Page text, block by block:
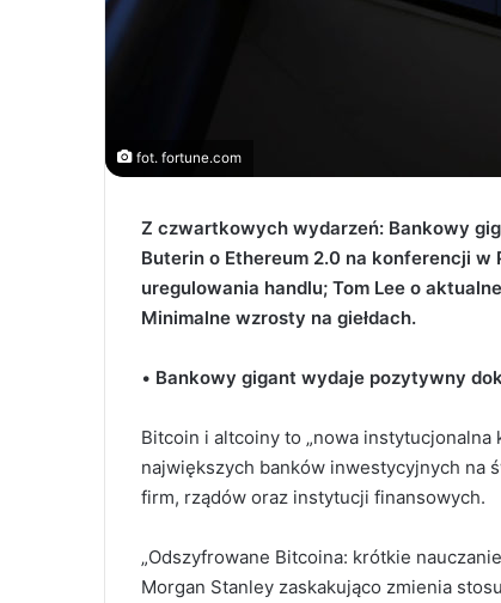
fot. fortune.com
Z czwartkowych wydarzeń: Bankowy
Buterin o Ethereum 2.0 na konferencji
uregulowania handlu; Tom Lee o
Minimalne wzrosty na giełdach.
• Bankowy gigant wydaje pozytywny
Bitcoin i altcoiny to „nowa
największych banków inwestycyjnych na
firm, rządów oraz instytucji finansowych.
„Odszyfrowane Bitcoina: krótkie
Morgan Stanley zaskakująco zmienia